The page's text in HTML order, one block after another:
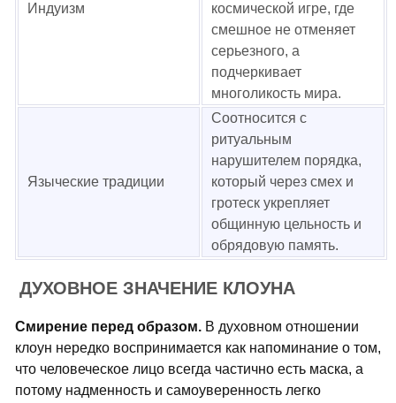
Индуизм
космической игре, где
смешное не отменяет
серьезного, а
подчеркивает
многоликость мира.
Языческие традиции
Соотносится с
ритуальным
нарушителем порядка,
который через смех и
гротеск укрепляет
общинную цельность и
обрядовую память.
ДУХОВНОЕ ЗНАЧЕНИЕ КЛОУНА
Смирение перед образом. В духовном отношении
клоун нередко воспринимается как напоминание о том,
что человеческое лицо всегда частично есть маска, а
потому надменность и самоуверенность легко